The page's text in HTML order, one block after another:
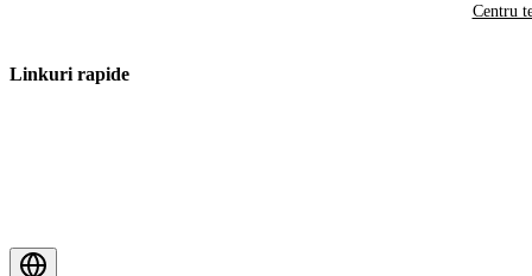
Centru
Linkuri rapide